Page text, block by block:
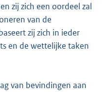
zij zich een oordeel zal
van de
zij zich in ieder
en de wettelijke taken
van bevindingen aan